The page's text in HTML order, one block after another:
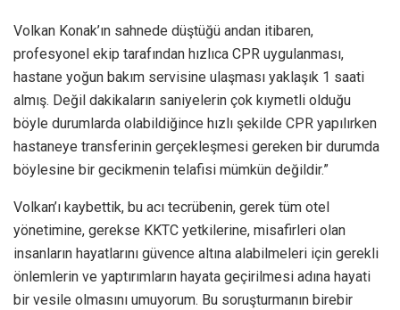
Volkan Konak’ın sahnede düştüğü andan itibaren,
profesyonel ekip tarafından hızlıca CPR uygulanması,
hastane yoğun bakım servisine ulaşması yaklaşık 1 saati
almış. Değil dakikaların saniyelerin çok kıymetli olduğu
böyle durumlarda olabildiğince hızlı şekilde CPR yapılırken
hastaneye transferinin gerçekleşmesi gereken bir durumda
böylesine bir gecikmenin telafisi mümkün değildir.”
Volkan’ı kaybettik, bu acı tecrübenin, gerek tüm otel
yönetimine, gerekse KKTC yetkilerine, misafirleri olan
insanların hayatlarını güvence altına alabilmeleri için gerekli
önlemlerin ve yaptırımların hayata geçirilmesi adına hayati
bir vesile olmasını umuyorum. Bu soruşturmanın birebir